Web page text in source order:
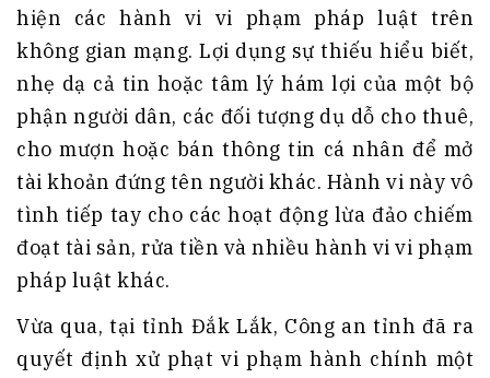
hiện các hành vi vi phạm pháp luật trên
không gian mạng. Lợi dụng sự thiếu hiểu biết,
nhẹ dạ cả tin hoặc tâm lý hám lợi của một bộ
phận người dân, các đối tượng dụ dỗ cho thuê,
cho mượn hoặc bán thông tin cá nhân để mở
tài khoản đứng tên người khác. Hành vi này vô
tình tiếp tay cho các hoạt động lừa đảo chiếm
đoạt tài sản, rửa tiền và nhiều hành vi vi phạm
pháp luật khác.
Vừa qua, tại tỉnh Đắk Lắk, Công an tỉnh đã ra
quyết định xử phạt vi phạm hành chính một